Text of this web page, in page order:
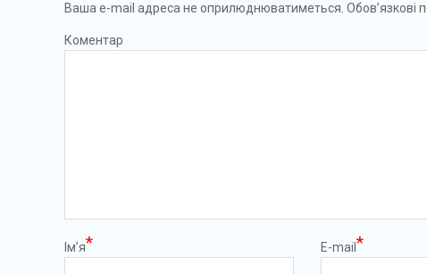
Ваша e-mail адреса не оприлюднюватиметься. Обов’язкові
Коментар
Ім’я* E-mail *